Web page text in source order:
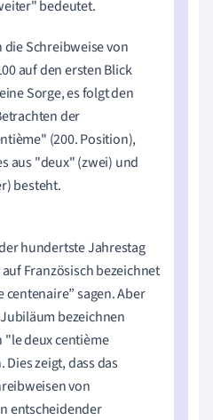
bedeutet.
die Schreibweise von
auf den ersten Blick
Sorge, es folgt den
der
(200. Position),
aus "deux" (zwei) und
besteht.
hundertste Jahrestag
Französisch bezeichnet
sagen. Aber
bezeichnen
deux centième
zeigt, dass das
von
entscheidender